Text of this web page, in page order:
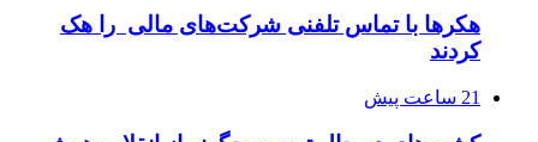
هکرها با تماس تلفنی شرکت‌های مالی را هک
کردند
21 ساعت پیش